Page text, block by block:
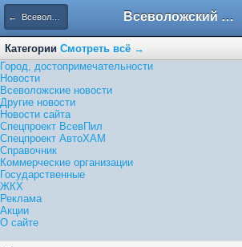
← Всеволожские новости Всеволожский форум
Категории Смотреть всё →
Город, достопримечательности
Новости
Всеволожские новости
Другие новости
Новости сайта
Спецпроект ВсевПил
Спецпроект АвтоХАМ
Справочник
Коммерческие организации
Государственные
ЖКХ
Реклама
Акции
О сайте